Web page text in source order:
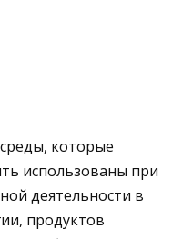
которые
использованы при
деятельности в
продук­тов